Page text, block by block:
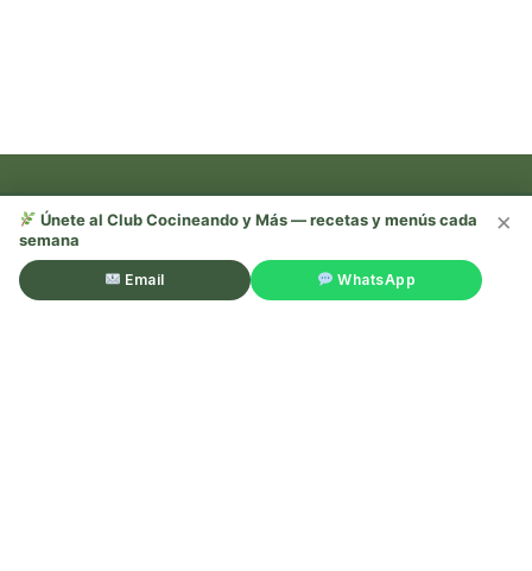
Recetas, trucos y mucho más —
¡sígueme en redes!
×
Únete al Club Cocineando y Más — recetas y menús cada
semana
Email WhatsApp